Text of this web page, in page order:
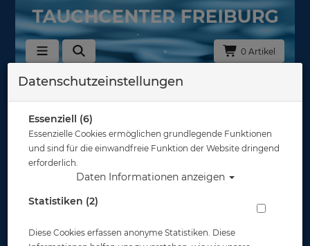
0 Artikel
Zurück
Datenschutzeinstellungen
Essenziell (6)
Essenzielle Cookies ermöglichen grundlegende Funktionen
und sind für die einwandfreie Funktion der Website dringend
erforderlich.
Daten Informationen anzeigen
Statistiken (2)
Diese Cookies erfassen anonyme Statistiken. Diese